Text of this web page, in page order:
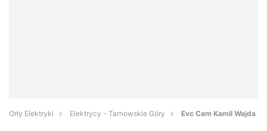
Orły Elektryki Elektrycy - Tarnowskie Góry Evc Cam Kamil Wajda